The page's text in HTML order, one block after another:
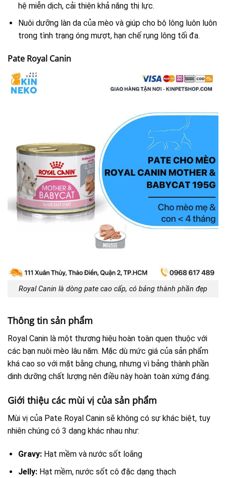
hệ miễn dịch, cải thiện khả năng thị lực.
Nuôi dưỡng làn da của mèo và giúp cho bộ lông luôn luôn
trong tình trạng óng mượt, hạn chế rụng lông tối đa.
Pate Royal Canin
Royal Canin là dòng pate cao cấp, có bảng thành phần đẹp
Thông tin sản phẩm
Royal Canin là một thương hiệu hoàn toàn quen thuộc với
các bạn nuôi mèo lâu năm. Mặc dù mức giá của sản phẩm
khá cao so với mặt bằng chung, nhưng vì bảng thành phần
dinh dưỡng chất lượng nên điều này hoàn toàn xứng đáng.
Giới thiệu các mùi vị của sản phẩm
Mùi vị của Pate Royal Canin sẽ không có sự khác biệt, tuy
nhiên chúng có 3 dạng khác nhau như:
Gravy:Hạt mềm và nước sốt loãng
Jelly:Hạt mềm, nước sốt cô đặc dạng thạch